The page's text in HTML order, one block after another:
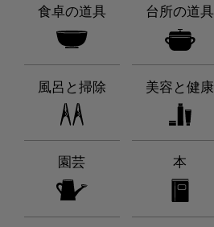
食卓の道具 台所の道具
風呂と掃除 美容と健康
園芸 本